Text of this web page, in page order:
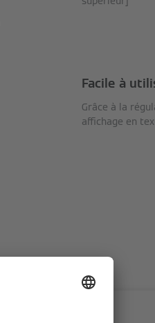
Facile à
Grâce à la
affichage en